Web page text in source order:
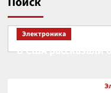
Электроника
В США рассказали